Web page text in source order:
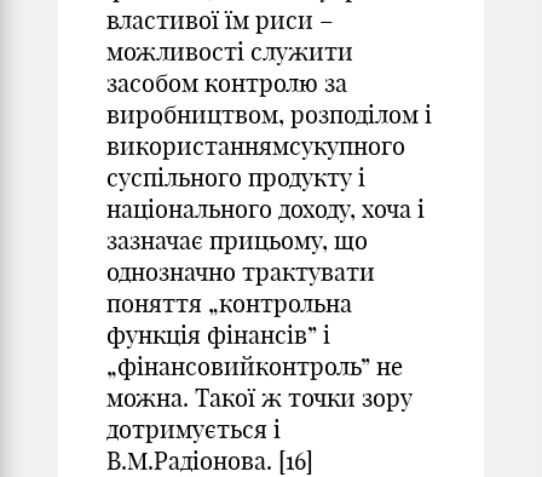
властивої їм риси –
можливості служити
засобом контролю за
виробництвом, розподілом і
використаннямсукупного
суспільного продукту і
національного доходу, хоча і
зазначає прицьому, що
однозначно трактувати
поняття „контрольна
функція фінансів” і
„фінансовийконтроль” не
можна. Такої ж точки зору
дотримується і
В.М.Радіонова. [16]